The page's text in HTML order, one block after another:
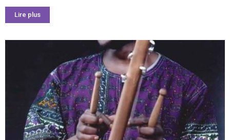
Lire plus